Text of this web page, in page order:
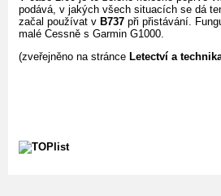
podává, v jakých všech situacích se dá
začal používat v B737 při přistávání.
malé Cessně s Garmin G1000.
(zveřejněno na stránce Letectví a